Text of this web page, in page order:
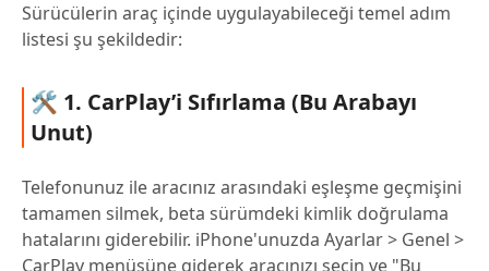
Sürücülerin araç içinde uygulayabileceği temel adım
listesi şu şekildedir:
🛠 1. CarPlay’i Sıfırlama (Bu Arabayı
Unut)
Telefonunuz ile aracınız arasındaki eşleşme geçmişini
tamamen silmek, beta sürümdeki kimlik doğrulama
hatalarını giderebilir. iPhone'unuzda Ayarlar > Genel >
CarPlay menüsüne giderek aracınızı seçin ve "Bu